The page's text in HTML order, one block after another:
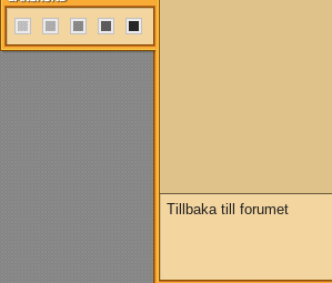
Tillbaka till forumet